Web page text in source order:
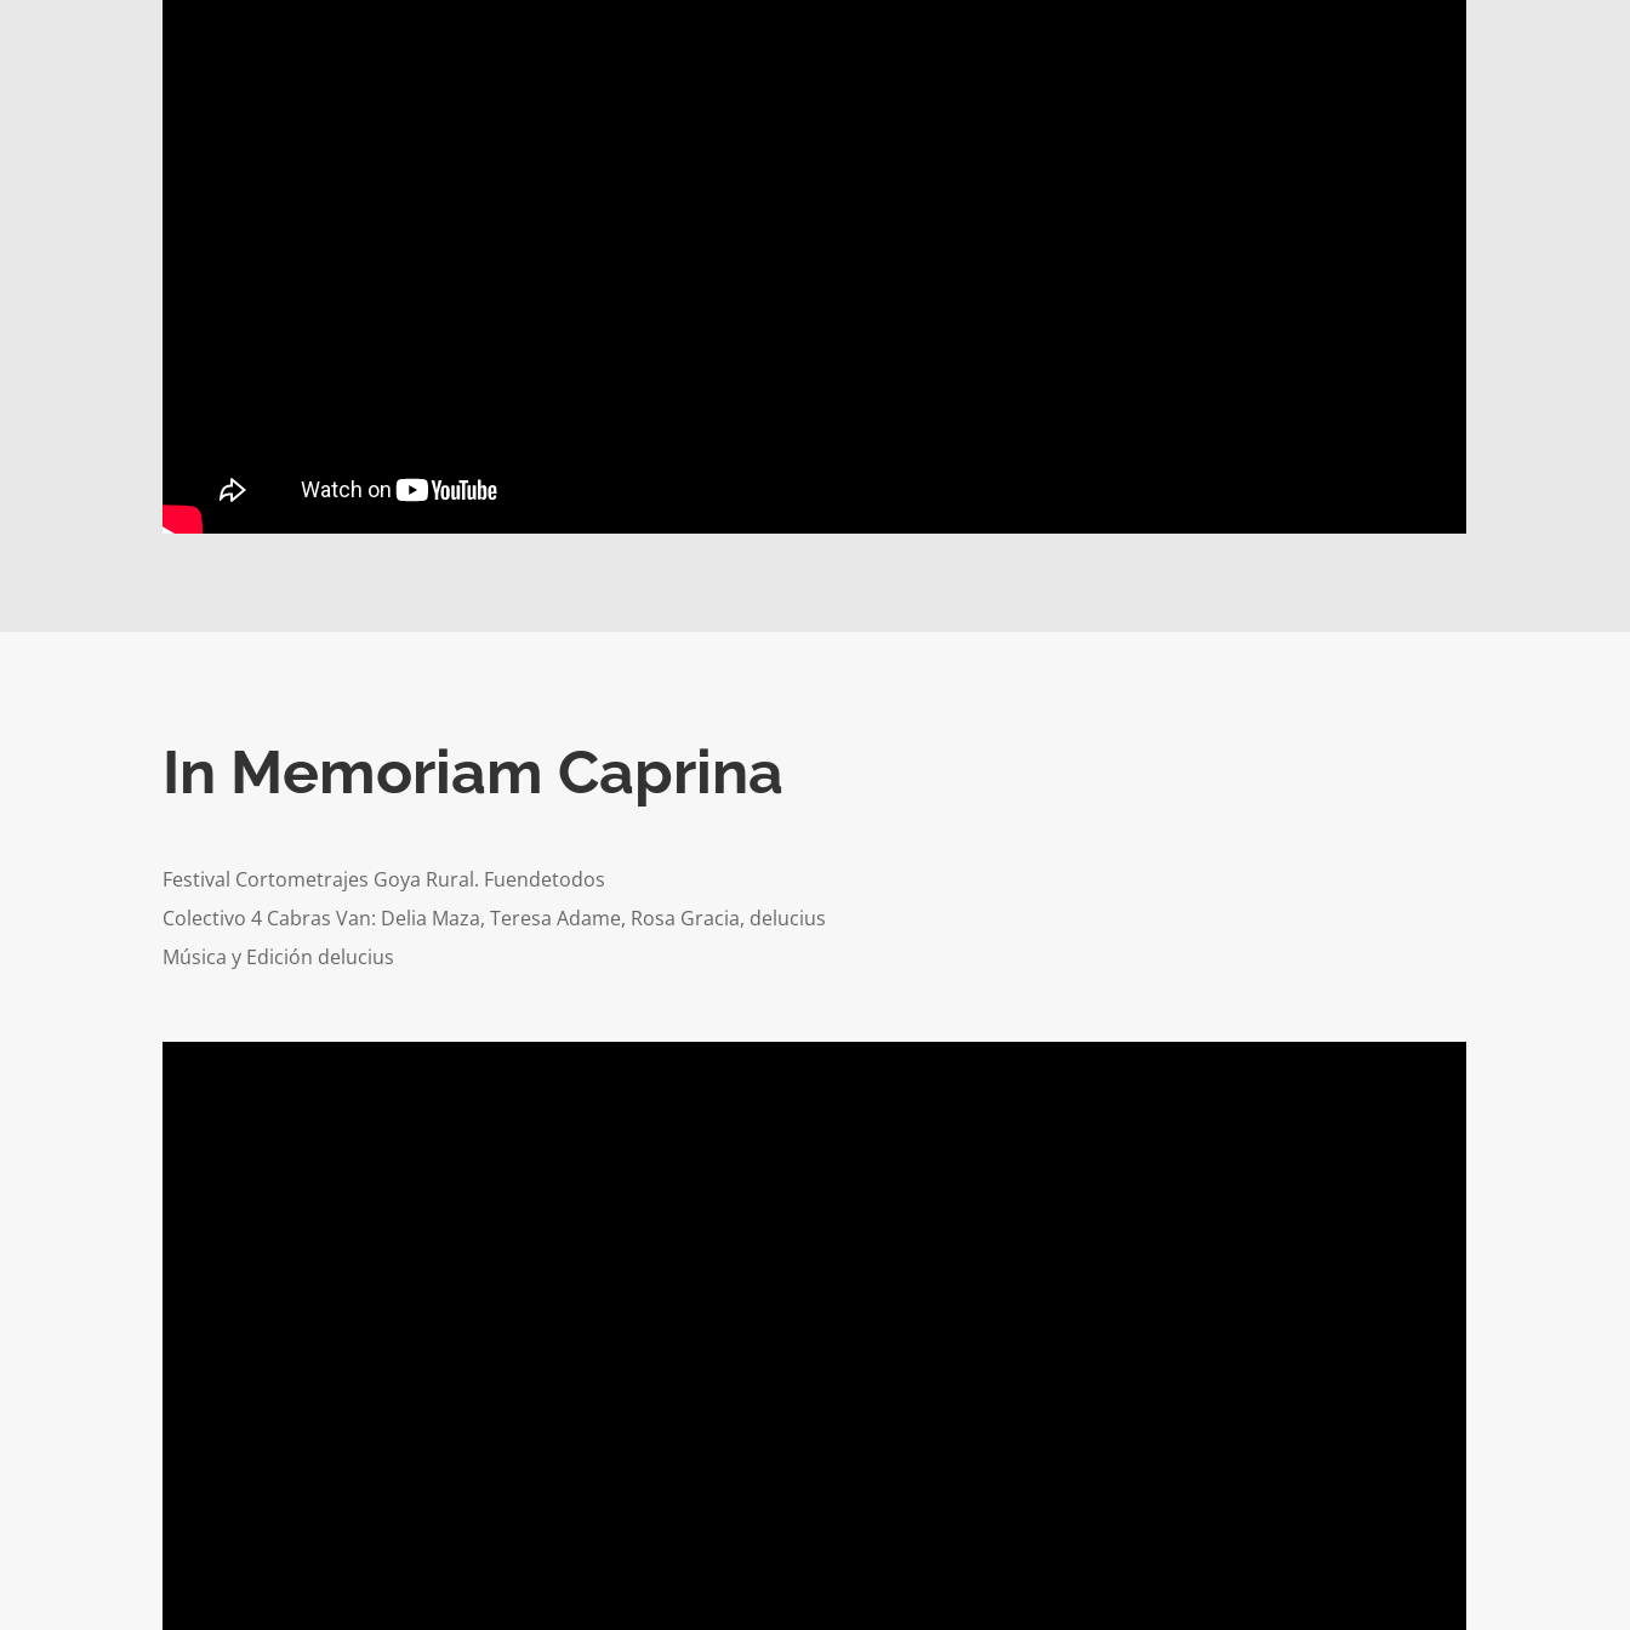
In Memoriam Caprina
Festival Cortometrajes Goya Rural. Fuendetodos
Colectivo 4 Cabras Van: Delia Maza, Teresa Adame, Rosa Gracia, delucius
Música y Edición delucius